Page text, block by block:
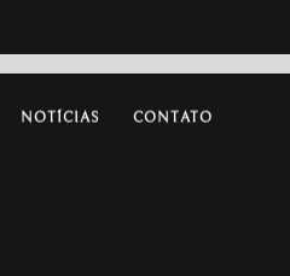
NOTÍCIAS CONTATO